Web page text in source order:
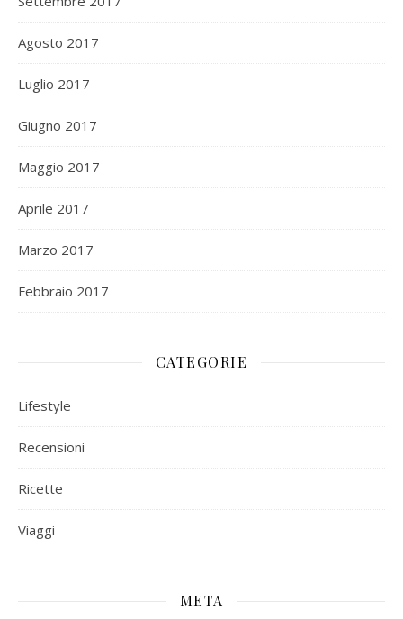
Agosto 2017
Luglio 2017
Giugno 2017
Maggio 2017
Aprile 2017
Marzo 2017
Febbraio 2017
CATEGORIE
Lifestyle
Recensioni
Ricette
Viaggi
META